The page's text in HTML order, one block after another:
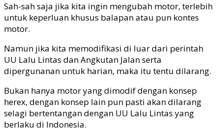
Sah-sah saja jika kita ingin mengubah motor, terlebih
untuk keperluan khusus balapan atau pun kontes
motor.
Namun jika kita memodifikasi di luar dari perintah
UU Lalu Lintas dan Angkutan Jalan serta
dipergunanan untuk harian, maka itu tentu dilarang.
Bukan hanya motor yang dimodif dengan konsep
herex, dengan konsep lain pun pasti akan dilarang
selagi bertentangan dengan UU Lalu Lintas yang
berlaku di Indonesia.